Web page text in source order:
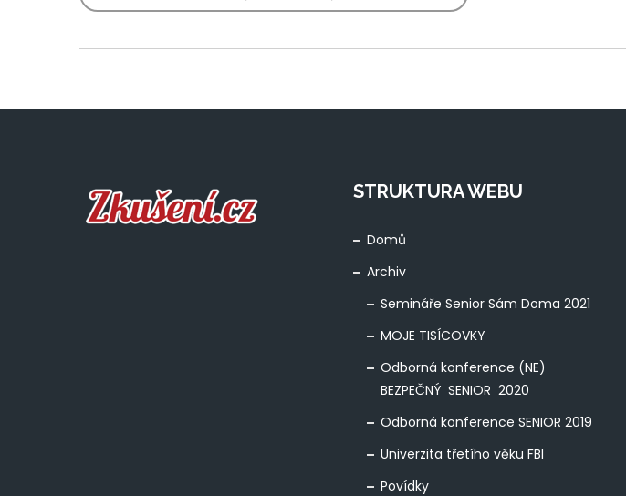
STRUKTURA WEBU
Domů
Archiv
Semináře Senior Sám Doma 2021
MOJE TISÍCOVKY
Odborná konference (NE)
BEZPEČNÝ SENIOR 2020
Odborná konference SENIOR 2019
Univerzita třetího věku FBI
Povídky